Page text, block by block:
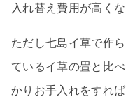
入れ替え費用が高く
ただし七島イ草で作
ているイ草の畳と比
かりお手入れをすれ